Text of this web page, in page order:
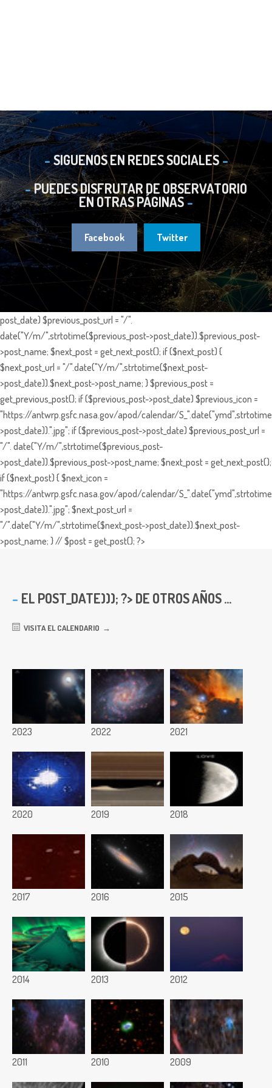
SIGUENOS EN REDES SOCIALES
PUEDES DISFRUTAR DE OBSERVATORIO
EN OTRAS PÁGINAS
Facebook Twitter
post_date) $previous_post_url = "/".
date("Y/m/",strtotime($previous_post->post_date)).$previous_post-
>post_name; $next_post = get_next_post(); if ($next_post) {
$next_post_url = "/".date("Y/m/",strtotime($next_post-
>post_date)).$next_post->post_name; } $previous_post =
get_previous_post(); if ($previous_post->post_date) $previous_icon =
"https://antwrp.gsfc.nasa.gov/apod/calendar/
>post_date)).".jpg"; if ($previous_post->post_date) $previous_post_url =
"/". date("Y/m/",strtotime($previous_post-
>post_date)).$previous_post->post_name; $next_post = get_next_post();
if ($next_post) { $next_icon =
"https://antwrp.gsfc.nasa.gov/apod/calendar/
>post_date)).".jpg"; $next_post_url =
"/".date("Y/m/",strtotime($next_post->post_date)).$next_post-
>post_name; } // $post = get_post(); ?>
EL POST_DATE))); ?> DE OTROS AÑOS ...
VISITA EL CALENDARIO
2023 2022 2021
2020 2019 2018
2017 2016 2015
2014 2013 2012
2011 2010 2009